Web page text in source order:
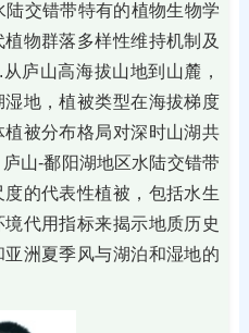
交错带特有的植物生物学
物群落多样性维持机制及
庐山高海拔山地到山麓，
地，植被类型在海拔梯度
植被分布格局对深时山湖共
山-鄱阳湖地区水陆交错带
的代表性植被，包括水生
代用指标来揭示地质历史
洲夏季风与湖泊和湿地的